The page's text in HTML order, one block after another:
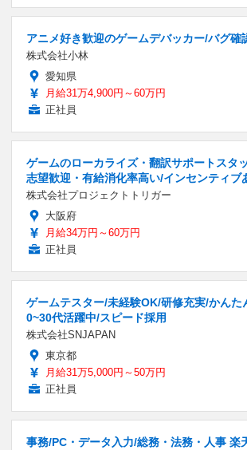
アニメ好き歓迎のゲームデバッカー/バグ確
株式会社小林
愛知県
月給31万4,900円～60万円
正社員
ゲームのローカライズ・翻訳サポートスタ
志望歓迎・有給消化率高い/インセンティブ
株式会社プロジェクトトリガー
大阪府
月給34万円～60万円
正社員
ゲームテスター/未経験OK/研修充実/かんた
0~30代活躍中/スピード採用
株式会社SNJAPAN
東京都
月給31万5,000円～50万円
正社員
事務/PC・データ入力/総務・法務・人事 楽